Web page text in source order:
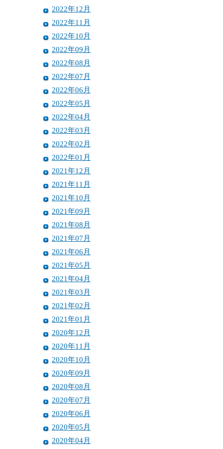
2022年12月
2022年11月
2022年10月
2022年09月
2022年08月
2022年07月
2022年06月
2022年05月
2022年04月
2022年03月
2022年02月
2022年01月
2021年12月
2021年11月
2021年10月
2021年09月
2021年08月
2021年07月
2021年06月
2021年05月
2021年04月
2021年03月
2021年02月
2021年01月
2020年12月
2020年11月
2020年10月
2020年09月
2020年08月
2020年07月
2020年06月
2020年05月
2020年04月